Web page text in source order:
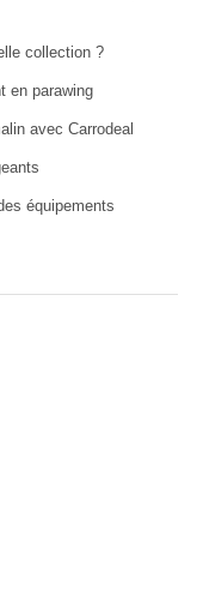
collection ?
en parawing
avec Carrodeal
équipements